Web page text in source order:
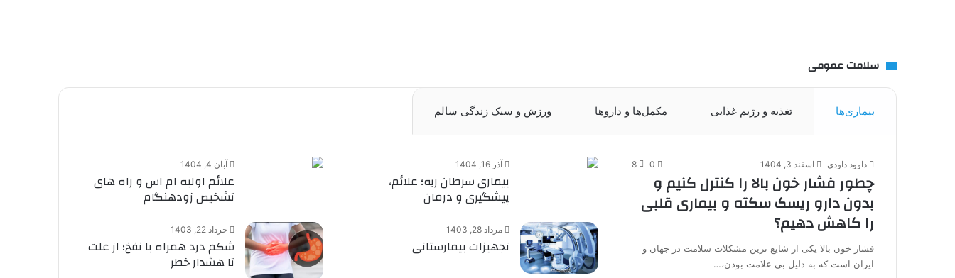
سلامت عمومی
بیماری‌ها تغذیه و رژیم غذایی مکمل‌ها و داروها ورزش و سبک زندگی سالم
داوود داودی اسفند 3, 1404 0
8
چطور فشار خون بالا را کنترل کنیم و
بدون دارو ریسک سکته و بیماری قلبی
را کاهش دهیم؟
فشار خون بالا یکی از شایع ترین مشکلات سلامت در جهان و
ایران است که به دلیل بی علامت بودن،…
آذر 16, 1404
بیماری سرطان ریه؛ علائم،
پیشگیری و درمان
آبان 4, 1404
علائم اولیه ام اس و راه های
تشخیص زودهنگام
مرداد 28, 1403
تجهیزات بیمارستانی
خرداد 22, 1403
شکم درد همراه با نفخ؛ از علت
تا هشدار خطر